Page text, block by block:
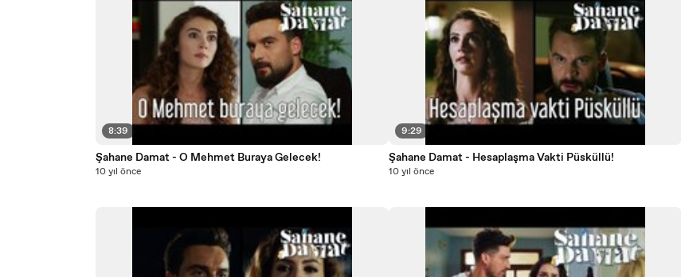
8:39
Şahane Damat - O Mehmet Buraya Gelecek!
10 yıl önce
9:29
Şahane Damat - Hesaplaşma Vakti Püsküllü!
10 yıl önce